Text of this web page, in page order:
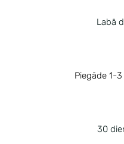
Labā
Piegāde 1-
30